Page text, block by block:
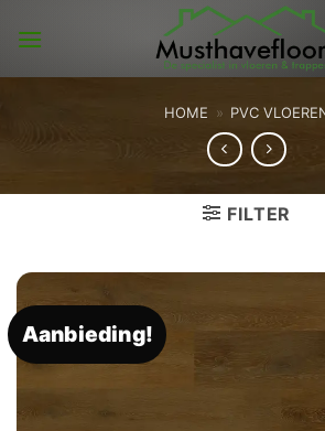
HOME » PVC
FILTER
Aanbieding!